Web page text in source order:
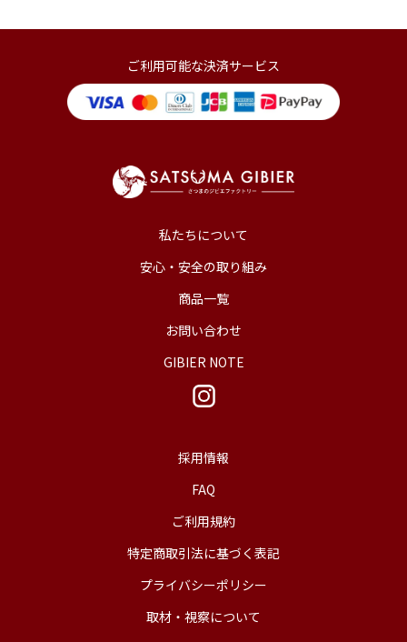
ご利用可能な決済サービス
私たちについて
安心・安全の取り組み
商品一覧
お問い合わせ
GIBIER NOTE
採用情報
FAQ
ご利用規約
特定商取引法に基づく表記
プライバシーポリシー
取材・視察について